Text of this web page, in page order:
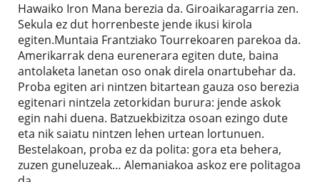
Hawaiko Iron Mana berezia da. Giroaikaragarria zen.
Sekula ez dut horrenbeste jende ikusi kirola
egiten.Muntaia Frantziako Tourrekoaren parekoa da.
Amerikarrak dena eurenerara egiten dute, baina
antolaketa lanetan oso onak direla onartubehar da.
Proba egiten ari nintzen bitartean gauza oso berezia
egitenari nintzela zetorkidan burura: jende askok
egin nahi duena. Batzuekbizitza osoan ezingo dute
eta nik saiatu nintzen lehen urtean lortunuen.
Bestelakoan, proba ez da polita: gora eta behera,
zuzen guneluzeak… Alemaniakoa askoz ere politagoa